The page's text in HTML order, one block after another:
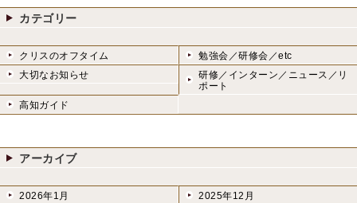
カテゴリー
クリスのオフタイム
勉強会／研修会／etc
大切なお知らせ
研修／インターン／ニュース／リ
ポート
高知ガイド
アーカイブ
2026年1月
2025年12月